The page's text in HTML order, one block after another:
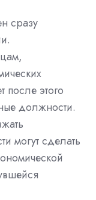
сразу
после этого
должности.
могут сделать